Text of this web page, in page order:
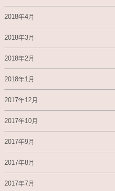
2018年4月
2018年3月
2018年2月
2018年1月
2017年12月
2017年10月
2017年9月
2017年8月
2017年7月